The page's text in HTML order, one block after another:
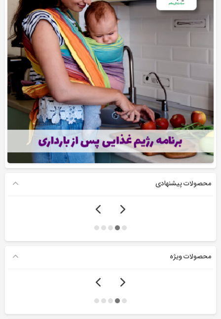
محصولات پیشنهادی
محصولات ویژه